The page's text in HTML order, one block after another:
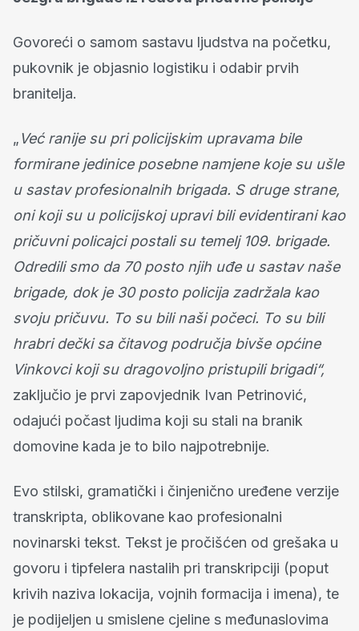
Govoreći o samom sastavu ljudstva na početku,
pukovnik je objasnio logistiku i odabir prvih
branitelja.
„Već ranije su pri policijskim upravama bile
formirane jedinice posebne namjene koje su ušle
u sastav profesionalnih brigada. S druge strane,
oni koji su u policijskoj upravi bili evidentirani kao
pričuvni policajci postali su temelj 109. brigade.
Odredili smo da 70 posto njih uđe u sastav naše
brigade, dok je 30 posto policija zadržala kao
svoju pričuvu. To su bili naši počeci. To su bili
hrabri dečki sa čitavog područja bivše općine
Vinkovci koji su dragovoljno pristupili brigadi“,
zaključio je prvi zapovjednik Ivan Petrinović,
odajući počast ljudima koji su stali na branik
domovine kada je to bilo najpotrebnije.
Evo stilski, gramatički i činjenično uređene verzije
transkripta, oblikovane kao profesionalni
novinarski tekst. Tekst je pročišćen od grešaka u
govoru i tipfelera nastalih pri transkripciji (poput
krivih naziva lokacija, vojnih formacija i imena), te
je podijeljen u smislene cjeline s međunaslovima